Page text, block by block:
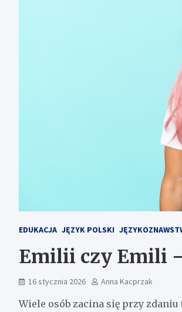
EDUKACJA JĘZYK POLSKI
Emilii czy Emili
16 stycznia 2026 Anna Kacprzak
Wiele osób zacina się przy